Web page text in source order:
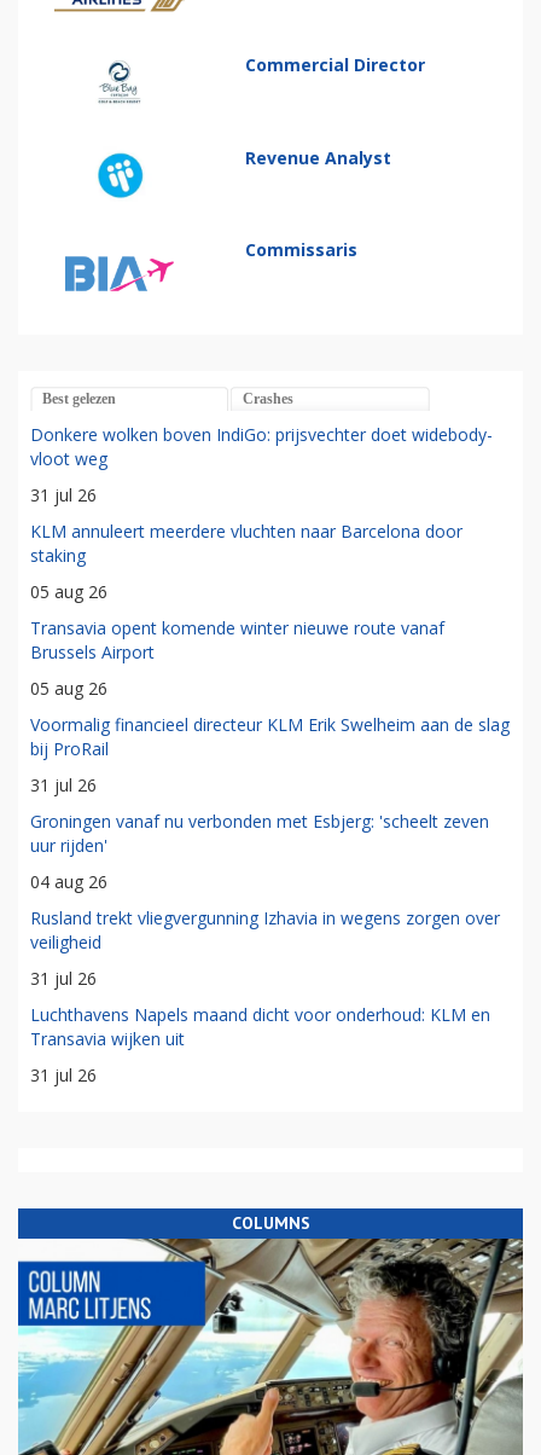
Commercial Director
Revenue Analyst
Commissaris
Best gelezen Crashes
Donkere wolken boven IndiGo: prijsvechter doet widebody-
vloot weg
31 jul 26
KLM annuleert meerdere vluchten naar Barcelona door
staking
05 aug 26
Transavia opent komende winter nieuwe route vanaf
Brussels Airport
05 aug 26
Voormalig financieel directeur KLM Erik Swelheim aan de slag
bij ProRail
31 jul 26
Groningen vanaf nu verbonden met Esbjerg: 'scheelt zeven
uur rijden'
04 aug 26
Rusland trekt vliegvergunning Izhavia in wegens zorgen over
veiligheid
31 jul 26
Luchthavens Napels maand dicht voor onderhoud: KLM en
Transavia wijken uit
31 jul 26
COLUMNS